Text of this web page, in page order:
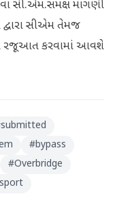
સી.એમ.સમક્ષ માંગણી
સીએમ તેમજ
ને રજૂઆત કરવામાં આવશે
submitted
#bypass
#Overbridge